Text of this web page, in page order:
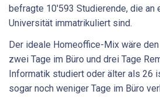
befragte 10'593 Studierende, die an
Universität immatrikuliert sind.
Der ideale Homeoffice-Mix wäre
zwei Tage im Büro und drei Tage
Informatik studiert oder älter als 26
sogar noch weniger Tage im Büro